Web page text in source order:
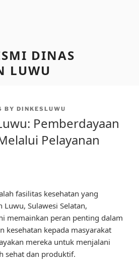
DINAS
LUWU
BY DINKESLUWU
Pemberdayaan
Pelayanan
fasilitas kesehatan yang
Sulawesi Selatan,
memainkan peran penting dalam
kesehatan kepada masyarakat
mereka untuk menjalani
sehat dan produktif.